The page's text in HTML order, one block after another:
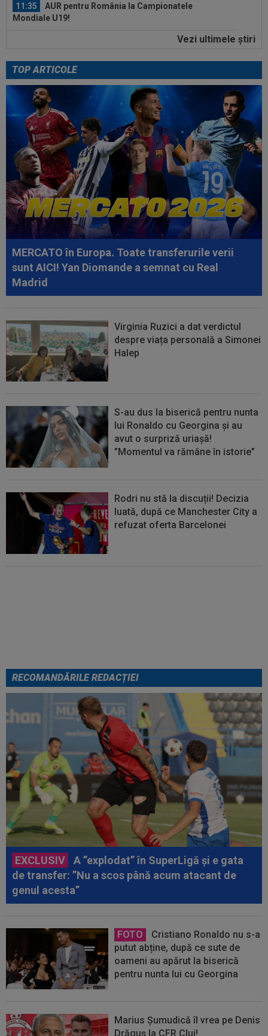
11:35
AUR pentru România la Campionatele
Mondiale U19!
Lionel Messi a ajuns în Argentina,
12:20 FOTO
Cristiano Ronaldo nu s-a putut abține,
după ce sute de oameni au apărut la...
12:16 VIDEO
FC Porto - Alverca, LIVE VIDEO, 20:00,
DGS 2. Benfica - Academico Viseu, 22:30...
12:07
Universitatea Craiova - FC Argeș, LIVE VIDEO,
21:30, DGS 1. Un jucător a plecat...
12:07 VIDEO
Chindia Târgoviște - Metaloglobus,
16:30, pe Digi Sport 1. Ultimul meci al...
11:57 EXCLUSIV
Dani Coman a intrat în direct și a
anunțat 3 transferuri la FC Argeș: ”De...
Vezi ultimele ştiri
TOP ARTICOLE
MERCATO în Europa. Toate transferurile verii
sunt AICI! Yan Diomande a semnat cu Real
Madrid
Virginia Ruzici a dat verdictul
despre viața personală a Simonei
Halep
S-au dus la biserică pentru nunta
lui Ronaldo cu Georgina și au
avut o surpriză uriașă!
”Momentul va rămâne în istorie”
Rodri nu stă la discuții! Decizia
luată, după ce Manchester City a
refuzat oferta Barcelonei
RECOMANDĂRILE REDACȚIEI
EXCLUSIV
A ”explodat” în SuperLigă și e gata
de transfer: ”Nu a scos până acum atacant de
genul acesta”
FOTO
Cristiano Ronaldo nu s-a
putut abține, după ce sute de
oameni au apărut la biserică
pentru nunta lui cu Georgina
Marius Șumudică îl vrea pe Denis
Drăguș la CFR Cluj!